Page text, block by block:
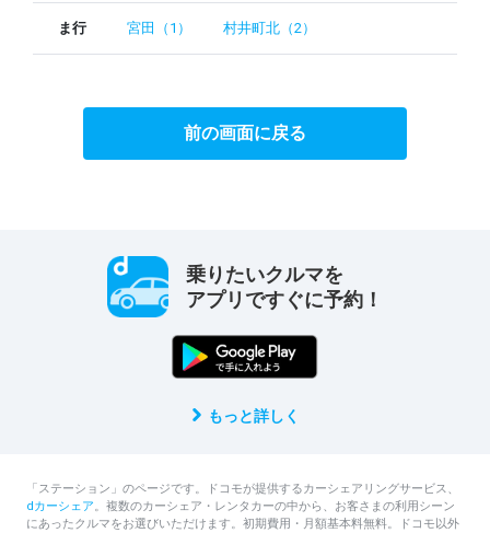
ま行 宮田（1） 村井町北（2）
前の画面に戻る
乗りたいクルマを
アプリですぐに予約！
もっと詳しく
「ステーション」のページです。ドコモが提供するカーシェアリングサービス、
dカーシェア。複数のカーシェア・レンタカーの中から、お客さまの利用シーン
にあったクルマをお選びいただけます。初期費用・月額基本料無料。ドコモ以外